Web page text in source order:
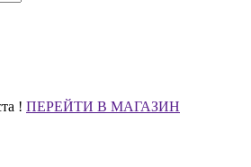
! ПЕРЕЙТИ В МАГАЗИН